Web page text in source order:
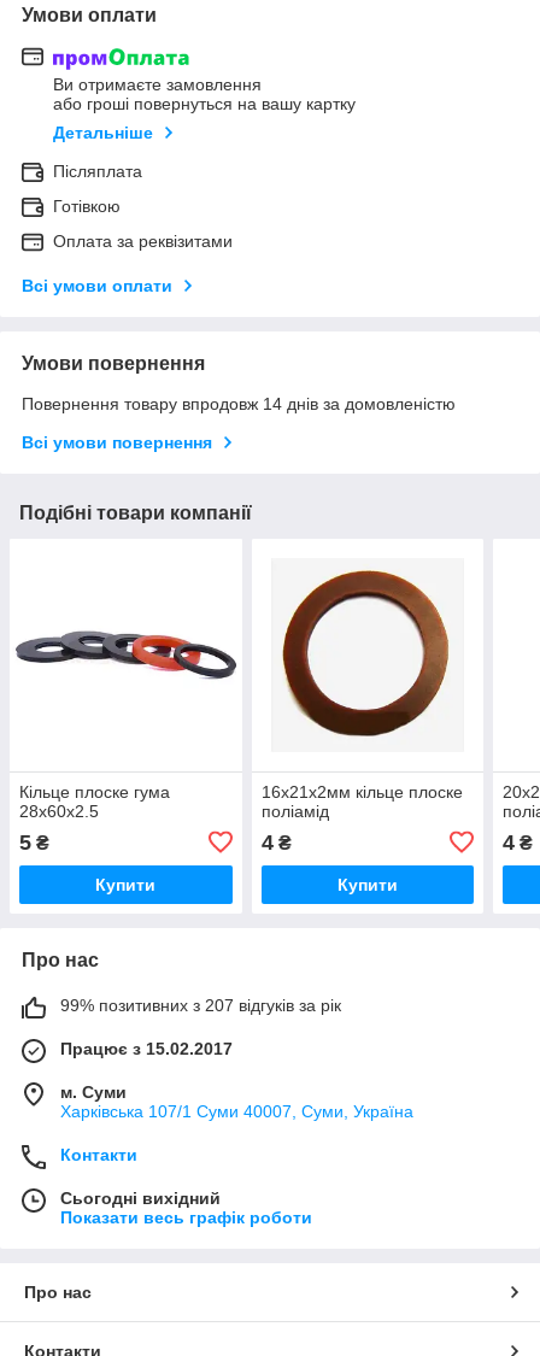
Умови оплати
Ви отримаєте замовлення
або гроші повернуться на вашу картку
Детальніше
Післяплата
Готівкою
Оплата за реквізитами
Всі умови оплати
Умови повернення
Повернення товару впродовж 14 днів за домовленістю
Всі умови повернення
Подібні товари компанії
Кільце плоске гума
28х60х2.5
5 ₴
Купити
16х21х2мм кільце плоске
поліамід
4₴
Купити
4 ₴
Про нас
99% позитивних з 207 відгуків за рік
Працює з 15.02.2017
м. Суми
Харківська 107/1 Суми 40007, Суми, Україна
Контакти
Сьогодні вихідний
Показати весь графік роботи
Про нас
Контакти